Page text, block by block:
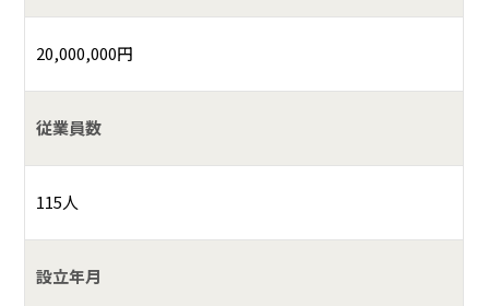
20,000,000円
従業員数
115人
設立年月